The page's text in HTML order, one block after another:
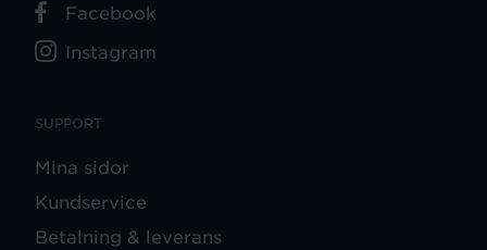
SUPPORT
Mina sidor
Kundservice
Betalning & leverans
Facebook
Instagram